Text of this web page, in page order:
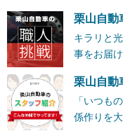
栗山自動
キラリと
事をお届け
栗山自動
「いつも
係作りを